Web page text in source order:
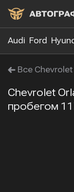
Audi Ford
Все
Chevrolet
пробегом